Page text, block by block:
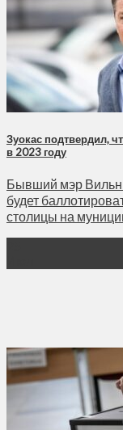
Зуокас подтвердил,
в 2023 году
Бывший мэр
будет
столицы на